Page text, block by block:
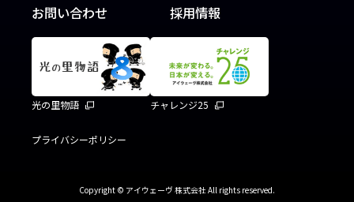
お問い合わせ
採用情報
光の里物語 チャレンジ25
プライバシーポリシー
Copyright © アイウェーヴ 株式会社 All rights reserved.